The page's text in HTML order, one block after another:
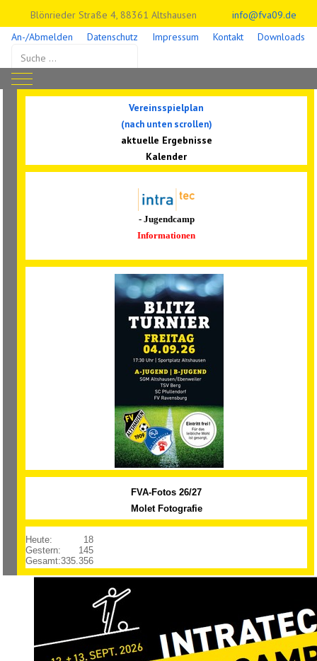
Blönrieder Straße 4, 88361 Altshausen
info@fva09.de
An-/Abmelden
Datenschutz Impressum Kontakt Downloads
Mobile Menu Toggle
Vereinsspielplan
(nach unten scrollen)
aktuelle Ergebnisse
Kalender
- Jugendcamp
Informationen
FVA-Fotos 26/27
Molet Fotografie
Heute:
18
Gestern:
145
Gesamt:335.356